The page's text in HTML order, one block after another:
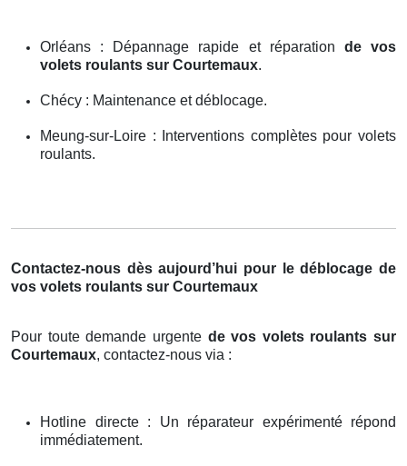
Orléans : Dépannage rapide et réparation de vos
volets roulants sur Courtemaux.
Chécy : Maintenance et déblocage.
Meung-sur-Loire : Interventions complètes pour volets
roulants.
Contactez-nous dès aujourd’hui pour le déblocage de
vos volets roulants sur Courtemaux
Pour toute demande urgente de vos volets roulants sur
Courtemaux, contactez-nous via :
Hotline directe : Un réparateur expérimenté répond
immédiatement.